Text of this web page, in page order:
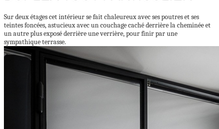
Sur deux étages cet intérieur se fait chaleureux avec ses poutres et ses
teintes foncées, astucieux avec un couchage caché derrière la cheminée et
un autre plus exposé derrière une verrière, pour finir par une
sympathique terrasse.